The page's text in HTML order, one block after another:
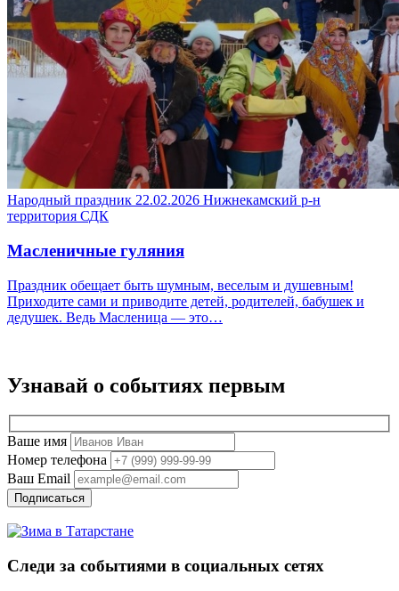
Народный праздник 22.02.2026 Нижнекамский р-н
территория СДК
Масленичные гуляния
Праздник обещает быть шумным, веселым и душевным!
Приходите сами и приводите детей, родителей, бабушек и
дедушек. Ведь Масленица — это…
Узнавай о событиях первым
Ваше имя
Номер телефона
Ваш Email
Подписаться
Следи за событиями в социальных сетях